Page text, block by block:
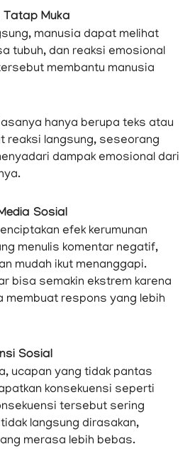
Tatap Muka
manusia dapat melihat
tubuh, dan reaksi emosional
membantu manusia
hanya berupa teks atau
reaksi langsung, seseorang
dampak emosional dari
Sosial
efek kerumunan
menulis komentar negatif,
mudah ikut menanggapi.
bisa semakin ekstrem karena
membuat respons yang lebih
Sosial
ucapan yang tidak pantas
konsekuensi seperti
tersebut sering
langsung dirasakan,
merasa lebih bebas.